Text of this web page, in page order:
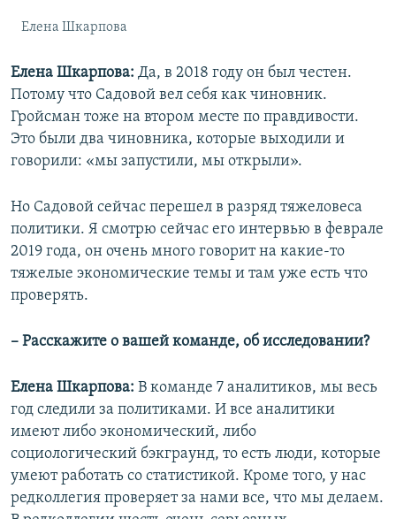
Елена Шкарпова
Елена Шкарпова: Да, в 2018 году он был честен.
Потому что Садовой вел себя как чиновник.
Гройсман тоже на втором месте по правдивости.
Это были два чиновника, которые выходили и
говорили: «мы запустили, мы открыли».
Но Садовой сейчас перешел в разряд тяжеловеса
политики. Я смотрю сейчас его интервью в феврале
2019 года, он очень много говорит на какие-то
тяжелые экономические темы и там уже есть что
проверять.
– Расскажите о вашей команде, об исследовании?
Елена Шкарпова: В команде 7 аналитиков, мы весь
год следили за политиками. И все аналитики
имеют либо экономический, либо
социологический бэкграунд, то есть люди, которые
умеют работать со статистикой. Кроме того, у нас
редколлегия проверяет за нами все, что мы делаем.